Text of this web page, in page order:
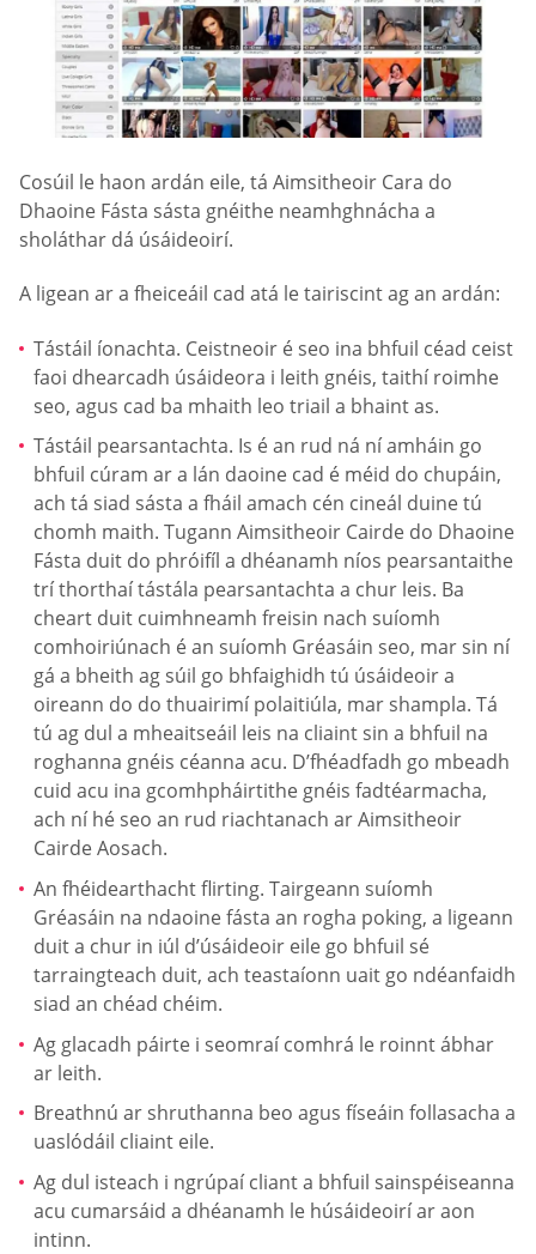
Cosúil le haon ardán eile, tá Aimsitheoir Cara do
Dhaoine Fásta sásta gnéithe neamhghnácha a
sholáthar dá úsáideoirí.
A ligean ar a fheiceáil cad atá le tairiscint ag an ardán:
Tástáil íonachta. Ceistneoir é seo ina bhfuil céad ceist
faoi dhearcadh úsáideora i leith gnéis, taithí roimhe
seo, agus cad ba mhaith leo triail a bhaint as.
Tástáil pearsantachta. Is é an rud ná ní amháin go
bhfuil cúram ar a lán daoine cad é méid do chupáin,
ach tá siad sásta a fháil amach cén cineál duine tú
chomh maith. Tugann Aimsitheoir Cairde do Dhaoine
Fásta duit do phróifíl a dhéanamh níos pearsantaithe
trí thorthaí tástála pearsantachta a chur leis. Ba
cheart duit cuimhneamh freisin nach suíomh
comhoiriúnach é an suíomh Gréasáin seo, mar sin ní
gá a bheith ag súil go bhfaighidh tú úsáideoir a
oireann do do thuairimí polaitiúla, mar shampla. Tá
tú ag dul a mheaitseáil leis na cliaint sin a bhfuil na
roghanna gnéis céanna acu. D’fhéadfadh go mbeadh
cuid acu ina gcomhpháirtithe gnéis fadtéarmacha,
ach ní hé seo an rud riachtanach ar Aimsitheoir
Cairde Aosach.
An fhéidearthacht flirting. Tairgeann suíomh
Gréasáin na ndaoine fásta an rogha poking, a ligeann
duit a chur in iúl d’úsáideoir eile go bhfuil sé
tarraingteach duit, ach teastaíonn uait go ndéanfaidh
siad an chéad chéim.
Ag glacadh páirte i seomraí comhrá le roinnt ábhar
ar leith.
Breathnú ar shruthanna beo agus físeáin follasacha a
uaslódáil cliaint eile.
Ag dul isteach i ngrúpaí cliant a bhfuil sainspéiseanna
acu cumarsáid a dhéanamh le húsáideoirí ar aon
intinn.